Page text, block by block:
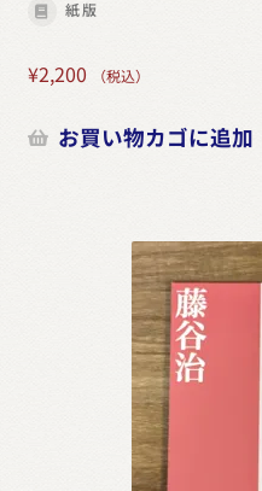
紙版
¥2,200 （税込）
お買い物カゴに追加